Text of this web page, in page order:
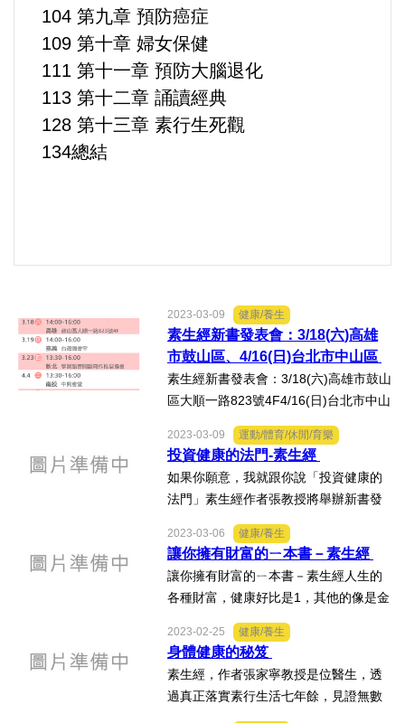
命理/信仰/宗教/宮廟/教會
演講/發表會/論壇/研討會
內政/社會/福利/弱勢/慈善
國際/全球
正能量
104 第九章 預防癌症
109 第十章 婦女保健
111 第十一章 預防大腦退化
113 第十二章 誦讀經典
128 第十三章 素行生死觀
134總結
2023-03-09 健康/養生
素生經新書發表會：3/18(六)高雄
市鼓山區、4/16(日)台北市中山區
素生經新書發表會：3/18(六)高雄市鼓山
區大順一路823號4F4/16(日)台北市中山
2023-03-09 運動/體育/休閒/育樂
投資健康的法門-素生經
如果你願意，我就跟你說「投資健康的
法門」素生經作者張教授將舉辦新書發
身說法免費進場，自由入席地點:張榮發
基金會1001會議廳時間:4月16日下午2
點至4點
2023-03-06 健康/養生
讓你擁有財富的ㄧ本書－素生經
讓你擁有財富的ㄧ本書－素生經人生的
各種財富，健康好比是1，其他的像是金
都是0。累積的0越多，人生成就越大。
但是如果沒有前面的健康1，後面有再多
的0都沒用，終究化為烏...
2023-02-25 健康/養生
身體健康的秘笈
素生經，作者張家寧教授是位醫生，透
過真正落實素行生活七年餘，見證無數